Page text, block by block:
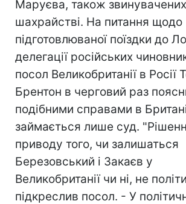
Маруєва, також
шахрайстві. На питання щодо
підготовлюваної поїздки до
делегації російських
посол Великобританії в Росії
Брентон в черговий раз
подібними справами в
займається лише суд.
приводу того, чи залишаться
Березовський і Закаєв у
Великобританії чи ні, не
підкреслив посол. - У